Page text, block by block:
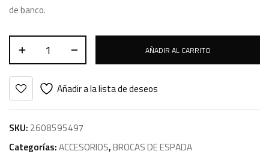
de banco.
AÑADIR AL CARRITO
Añadir a la lista de deseos
SKU: 2608595497
Categorías:ACCESORIOS,BROCAS DE ESPADA